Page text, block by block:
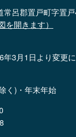
呂郡置戸町字置
開きます）
3月1日より変更に
く)・年末年始